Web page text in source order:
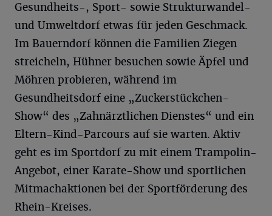
Gesundheits-, Sport- sowie Strukturwandel-
und Umweltdorf etwas für jeden Geschmack.
Im Bauerndorf können die Familien Ziegen
streicheln, Hühner besuchen sowie Äpfel und
Möhren probieren, während im
Gesundheitsdorf eine „Zuckerstückchen-
Show“ des „Zahnärztlichen Dienstes“ und ein
Eltern-Kind-Parcours auf sie warten. Aktiv
geht es im Sportdorf zu mit einem Trampolin-
Angebot, einer Karate-Show und sportlichen
Mitmachaktionen bei der Sportförderung des
Rhein-Kreises.